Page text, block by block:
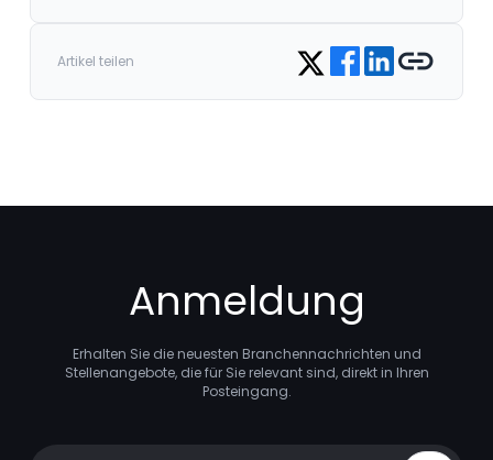
Artikel teilen Share on Twitter
Share on Facebook
Share on LinkedIn
Copy link
Anmeldung
Erhalten Sie die neuesten Branchennachrichten und
Stellenangebote, die für Sie relevant sind, direkt in Ihren
Posteingang.